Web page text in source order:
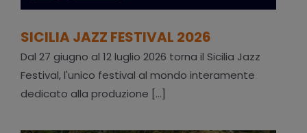
SICILIA JAZZ FESTIVAL 2026
Dal 27 giugno al 12 luglio 2026 torna il Sicilia Jazz
Festival, l'unico festival al mondo interamente
dedicato alla produzione [...]